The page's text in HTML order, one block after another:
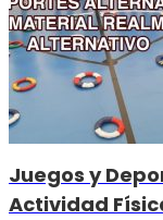
Juegos y
Actividad